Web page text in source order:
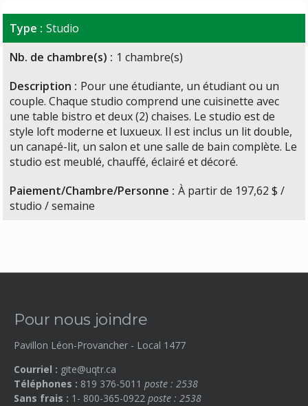
Type : Studio
Nb. de chambre(s) : 1 chambre(s)
Description : Pour une étudiante, un étudiant ou un
couple. Chaque studio comprend une cuisinette avec
une table bistro et deux (2) chaises. Le studio est de
style loft moderne et luxueux. Il est inclus un lit double,
un canapé-lit, un salon et une salle de bain complète. Le
studio est meublé, chauffé, éclairé et décoré.
Paiement/Chambre/Personne : À partir de 197,62 $ /
studio / semaine
Pour nous joindre
Pavillon Léon-Provancher - Local 1477
Courriel : gite@uqtr.ca
Téléphones : 819 376-5011 poste : 2538
Sans frais : 1- 800-365-0922 poste : 2538